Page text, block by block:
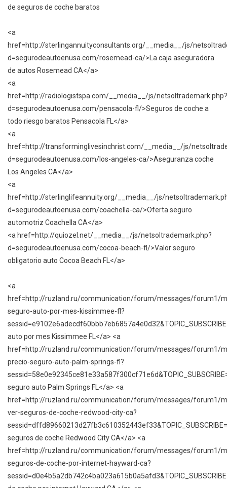
de seguros de coche baratos
<a
href=http://sterlingannuityconsultants.org/__media__/js/
d=segurodeautoenusa.com/rosemead-ca/>La caja aseguradora
de autos Rosemead CA</a>
<a
href=http://radiologistspa.com/__media__/js/netsoltrademark.php?
d=segurodeautoenusa.com/pensacola-fl/>Seguros de coche a
todo riesgo baratos Pensacola FL</a>
<a
href=http://transforminglivesinchrist.com/__media__/js/
d=segurodeautoenusa.com/los-angeles-ca/>Aseguranza coche
Los Angeles CA</a>
<a
href=http://sterlinglifeannuity.org/__media__/js/
d=segurodeautoenusa.com/coachella-ca/>Oferta seguro
automotriz Coachella CA</a>
<a href=http://quiozel.net/__media__/js/netsoltrademark.php?
d=segurodeautoenusa.com/cocoa-beach-fl/>Valor seguro
obligatorio auto Cocoa Beach FL</a>
<a
href=http://ruzland.ru/communication/forum/messages/forum1/
seguro-auto-por-mes-kissimmee-fl?
auto por mes Kissimmee FL</a> <a
href=http://ruzland.ru/communication/forum/messages/forum1/
precio-seguro-auto-palm-springs-fl?
seguro auto Palm Springs FL</a> <a
href=http://ruzland.ru/communication/forum/messages/forum1/
ver-seguros-de-coche-redwood-city-ca?
seguros de coche Redwood City CA</a> <a
href=http://ruzland.ru/communication/forum/messages/forum1/
seguros-de-coche-por-internet-hayward-ca?